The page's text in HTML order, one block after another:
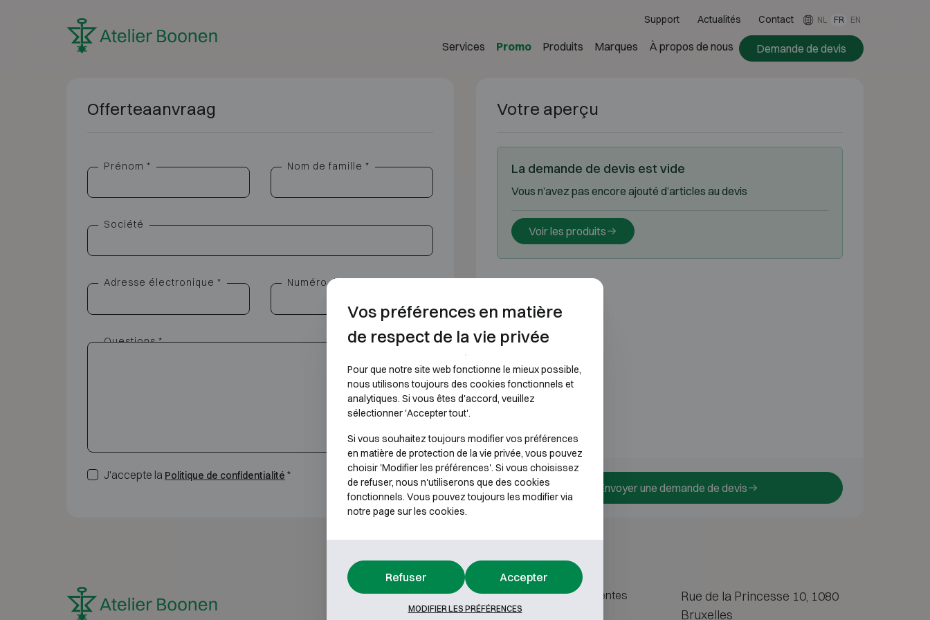
Support Actualités Contact NL FR EN
Services Promo Produits Marques À propos de nous Demande de devis
Offerteaanvraag
Prénom * Nom de famille *
Société
Adresse électronique * Numéro de téléphone
Questions *
J'accepte la Politique de confidentialité *
Votre aperçu
La demande de devis est vide
Vous n’avez pas encore ajouté d’articles au devis
Voir les produits
Envoyer une demande de devis
À propos de
fréquentes
Rue de la Princesse 10, 1080
Bruxelles
Vos préférences en matière
de respect de la vie privée
Pour que notre site web fonctionne le mieux possible,
nous utilisons toujours des cookies fonctionnels et
analytiques. Si vous êtes d'accord, veuillez
sélectionner 'Accepter tout'.
Si vous souhaitez toujours modifier vos préférences
en matière de protection de la vie privée, vous pouvez
choisir 'Modifier les préférences'. Si vous choisissez
de refuser, nous n'utiliserons que des cookies
fonctionnels. Vous pouvez toujours les modifier via
notre page sur les cookies.
Refuser Accepter
MODIFIER LES PRÉFÉRENCES